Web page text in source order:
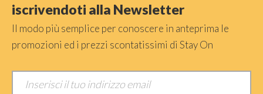
iscrivendoti alla Newsletter
Il modo più semplice per conoscere in anteprima le
promozioni ed i prezzi scontatissimi di Stay On